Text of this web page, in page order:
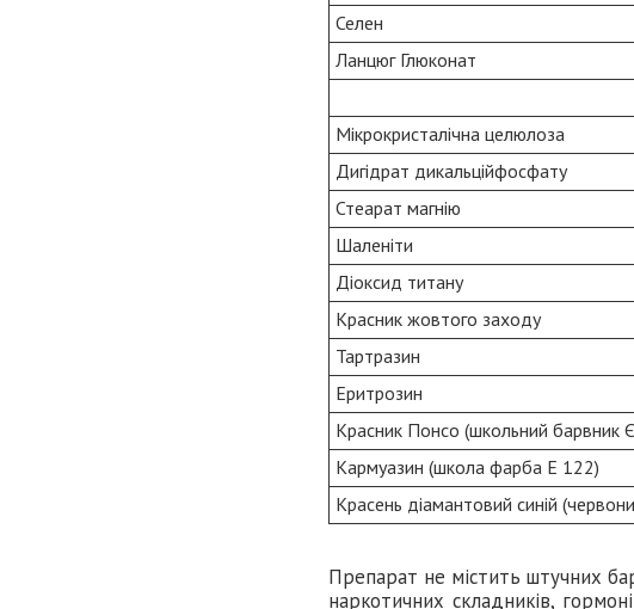
Селен
Ланцюг Глюконат
Мікрокристалічна целюлоза
Дигідрат дикальційфосфату
Стеарат магнію
Шаленіти
Діоксид титану
Красник жовтого заходу
Тартразин
Еритрозин
Красник Понсо (школьний барвник
Кармуазин (школа фарба E 122)
Красень діамантовий синій
Препарат не містить штучних
наркотичних складників,